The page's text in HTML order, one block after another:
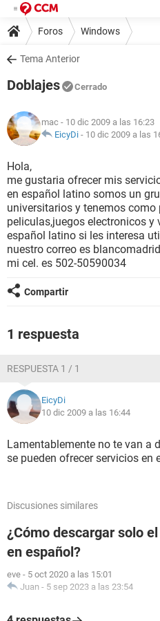
Foros Windows
Tema Anterior
Doblajes Cerrado
mac - 10 dic 2009 a las 16:23
EicyDi - 10 dic 2009 a las
Hola,
me gustaria ofrecer mis
en español latino somos un
universitarios y tenemos como
peliculas,juegos electronicos
español latino si les interesa
nuestro correo es
mi cel. es 502-50590034
Compartir
1 respuesta
RESPUESTA 1 / 1
EicyDi
10 dic 2009 a las 16:44
Lamentablemente no te van a
se pueden ofrecer servicios en
Discusiones similares
¿Cómo descargar solo
en español?
eve - 5 oct 2020 a las 15:01
Juan - 5 sep 2023 a las 23:54